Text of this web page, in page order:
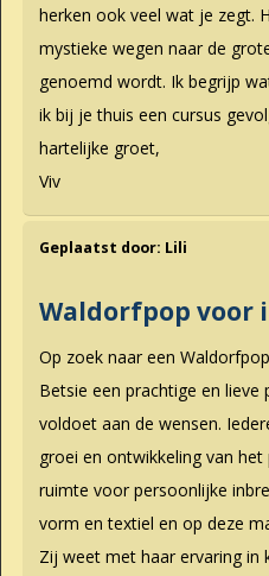
herken ook veel wat je zegt.
mystieke wegen naar de
genoemd wordt. Ik begrijp
ik bij je thuis een cursus
hartelijke groet,
Viv
Geplaatst door: Lili
Waldorfpop voor
Op zoek naar een
Betsie een prachtige en lieve
voldoet aan de wensen.
groei en ontwikkeling van
ruimte voor persoonlijke
vorm en textiel en op deze
Zij weet met haar ervaring